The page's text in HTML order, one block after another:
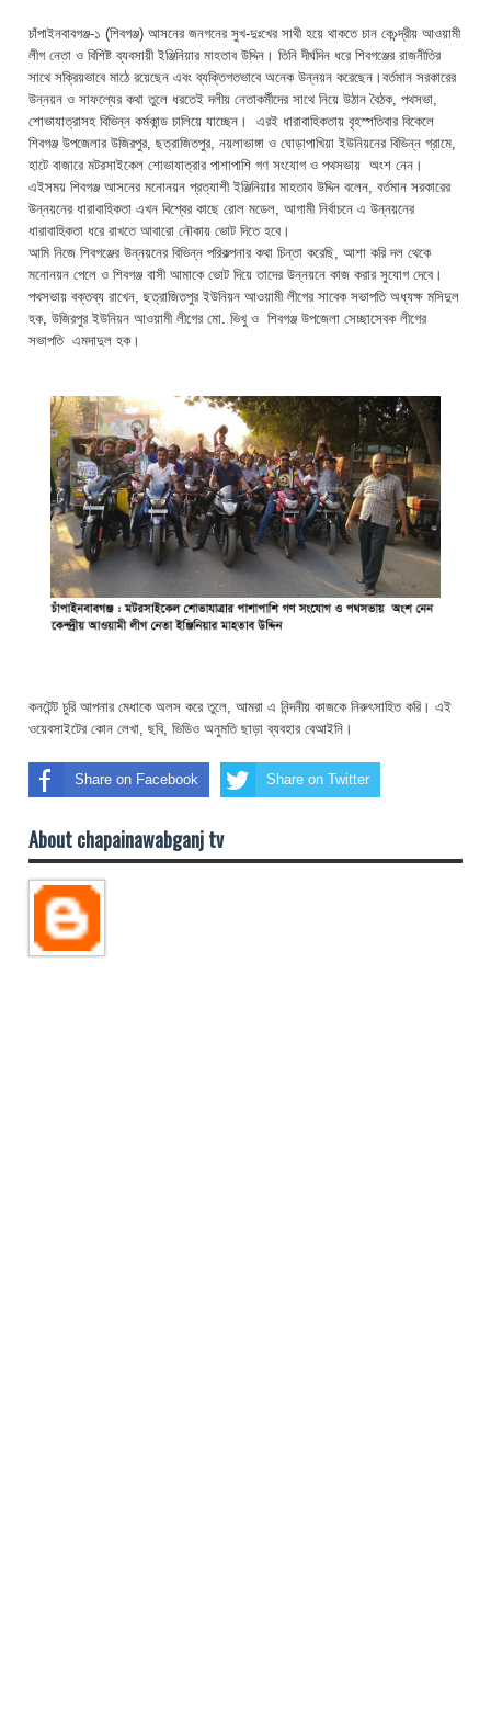
চাঁপাইনবাবগঞ্জ-১ (শিবগঞ্জ) আসনের জনগনের সুখ-দুঃখের সাথী হয়ে থাকতে চান কে›ন্দ্রীয় আওয়ামী
লীগ নেতা ও বিশিষ্ট ব্যবসায়ী ইঞ্জিনিয়ার মাহতাব উদ্দিন। তিনি দীর্ঘদিন ধরে শিবগঞ্জের রাজনীতির
সাথে সক্রিয়ভাবে মাঠে রয়েছেন এবং ব্যক্তিগতভাবে অনেক উন্নয়ন করেছেন।বর্তমান সরকারের
উন্নয়ন ও সাফল্যের কথা তুলে ধরতেই দলীয় নেতাকর্মীদের সাথে নিয়ে উঠান বৈঠক, পথসভা,
শোভাযাত্রাসহ বিভিন্ন কর্মকান্ড চালিয়ে যাচ্ছেন। এরই ধারাবাহিকতায় বৃহস্পতিবার বিকেলে
শিবগঞ্জ উপজেলার উজিরপুর, ছত্রাজিতপুর, নয়লাভাঙ্গা ও ঘোড়াপাখিয়া ইউনিয়নের বিভিন্ন গ্রামে,
হাটে বাজারে মটরসাইকেল শোভাযাত্রার পাশাপাশি গণ সংযোগ ও পথসভায় অংশ নেন।
এইসময় শিবগঞ্জ আসনের মনোনয়ন প্রত্যাশী ইঞ্জিনিয়ার মাহতাব উদ্দিন বলেন, বর্তমান সরকারের
উন্নয়নের ধারাবাহিকতা এখন বিশ্বের কাছে রোল মডেল, আগামী নির্বাচনে এ উন্নয়নের
ধারাবাহিকতা ধরে রাখতে আবারো নৌকায় ভোট দিতে হবে।
আমি নিজে শিবগঞ্জের উন্নয়নের বিভিন্ন পরিকল্পনার কথা চিন্তা করেছি, আশা করি দল থেকে
মনোনয়ন পেলে ও শিবগঞ্জ বাসী আমাকে ভোট দিয়ে তাদের উন্নয়নে কাজ করার সুযোগ দেবে।
পথসভায় বক্তব্য রাখেন, ছত্রাজিতপুর ইউনিয়ন আওয়ামী লীগের সাবেক সভাপতি অধ্যক্ষ মসিদুল
হক, উজিরপুর ইউনিয়ন আওয়ামী লীগের মো. ভিখু ও শিবগঞ্জ উপজেলা সেচ্ছাসেবক লীগের
সভাপতি এমদাদুল হক।
কনটেন্ট চুরি আপনার মেধাকে অলস করে তুলে, আমরা এ নিন্দনীয় কাজকে নিরুৎসাহিত করি। এই
ওয়েবসাইটের কোন লেখা, ছবি, ভিডিও অনুমতি ছাড়া ব্যবহার বেআইনি।
Share on Facebook Share on Twitter
About chapainawabganj tv